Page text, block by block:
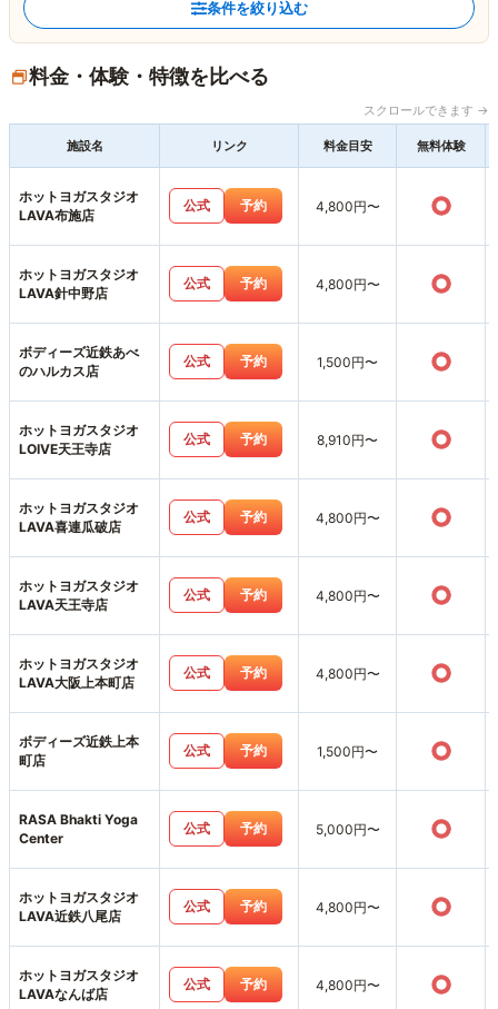
条件を絞り込む
料金・体験・特徴を比べる
スクロールできます →
施設名 リンク 料金目安 無料体験
ホットヨガスタジオ
LAVA布施店
公式 予約 4,800円〜 ○
ホットヨガスタジオ
LAVA針中野店
公式 予約 4,800円〜 ○
ボディーズ近鉄あべ
のハルカス店
公式 予約 1,500円〜 ○
ホットヨガスタジオ
LOIVE天王寺店
公式 予約 8,910円〜 ○
ホットヨガスタジオ
LAVA喜連瓜破店
公式 予約 4,800円〜 ○
ホットヨガスタジオ
LAVA天王寺店
公式 予約 4,800円〜 ○
ホットヨガスタジオ
LAVA大阪上本町店
公式 予約 4,800円〜 ○
ボディーズ近鉄上本
町店
公式 予約 1,500円〜 ○
RASA Bhakti Yoga
Center
公式 予約 5,000円〜 ○
ホットヨガスタジオ
LAVA近鉄八尾店
公式 予約 4,800円〜 ○
ホットヨガスタジオ
LAVAなんば店
公式 予約 4,800円〜 ○